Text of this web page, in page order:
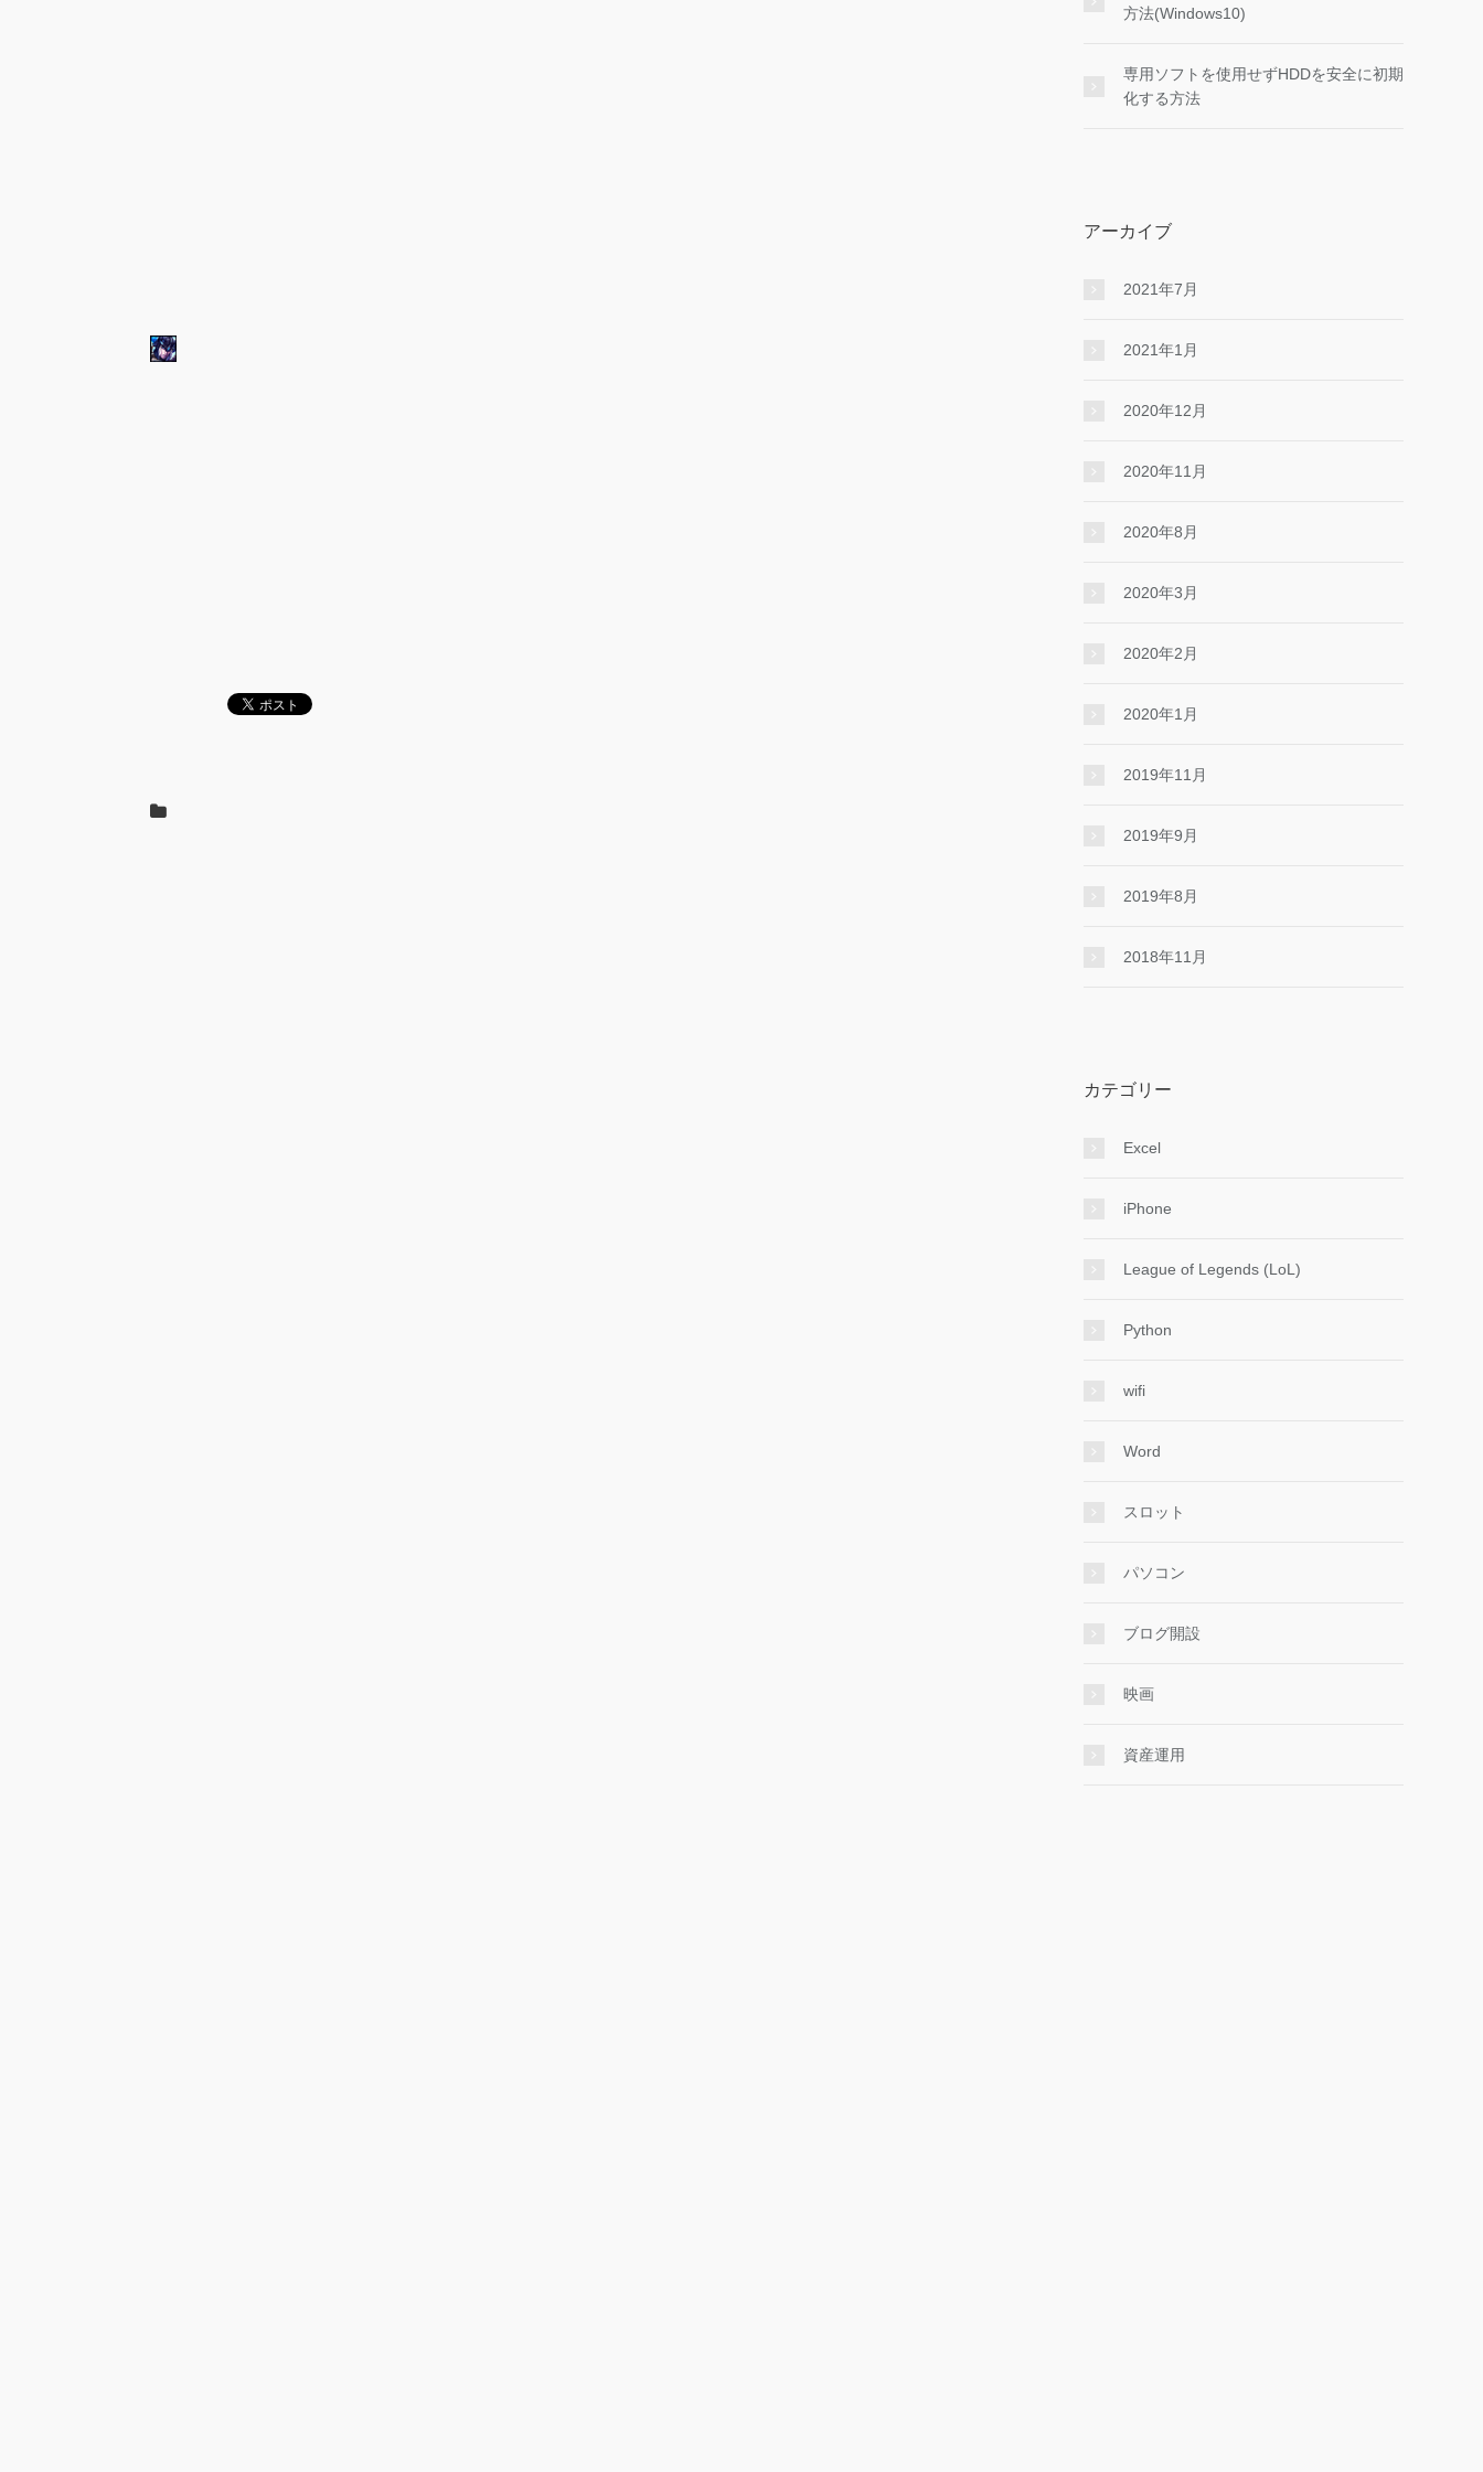
方法(Windows10)
専用ソフトを使用せずHDDを安全に初期
化する方法
アーカイブ
2021年7月
2021年1月
2020年12月
2020年11月
2020年8月
2020年3月
2020年2月
2020年1月
2019年11月
2019年9月
2019年8月
2018年11月
カテゴリー
Excel
iPhone
League of Legends (LoL)
Python
wifi
Word
スロット
パソコン
ブログ開設
映画
資産運用